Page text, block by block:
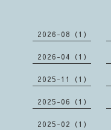
2026-08（1）
2026-04（1）
2025-11（1）
2025-06（1）
2025-02（1）